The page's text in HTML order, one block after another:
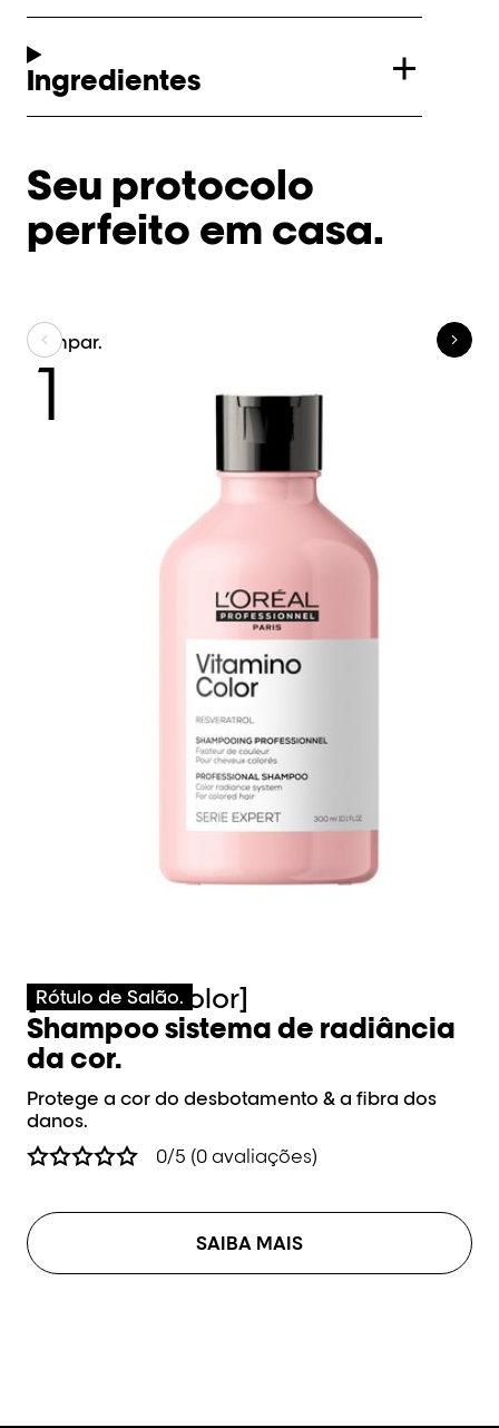
Ingredientes
Seu protocolo
perfeito em casa.
Limpar.
1
Rótulo de Salão.
[Vitamino Color]
Shampoo sistema de radiância
da cor.
Protege a cor do desbotamento & a fibra dos
danos.
0/5 (0 avaliações)
SAIBA MAIS